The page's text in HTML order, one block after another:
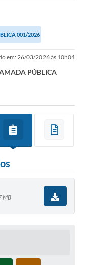
001/2026
em: 26/03/2026 às 10h04
PÚBLICA
MB